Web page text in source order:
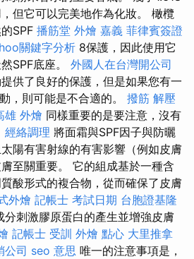
但它可以完美地作為化妝。 橄欖
SPF 播筋堂 外燴 嘉義 菲律賓簽證
關鍵字分析 8保護，因此使用它
SPF底座。 外國人在台灣開公司
供了良好的保護，但是如果您有一
，則可能是不合適的。 撥筋 解壓
雄 外燴 同樣重要的是要注意，沒有
經絡調理 將面霜與SPF因子與防曬
陽有害射線的有害影響（例如皮膚
至關重要。 它的組成基於一種含
酸形式的複合物，從而確保了皮膚
外燴 記帳士 考試日期 台胞證基隆
分刺激膠原蛋白的產生並增強皮膚
記帳士 受訓 外燴 點心 大里推拿
公司 seo 意思 唯一的注意事項是，